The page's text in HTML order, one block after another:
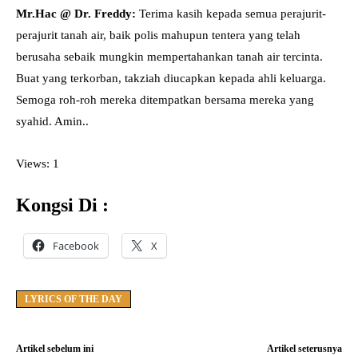
Mr.Hac @ Dr. Freddy: Terima kasih kepada semua perajurit-
perajurit tanah air, baik polis mahupun tentera yang telah
berusaha sebaik mungkin mempertahankan tanah air tercinta.
Buat yang terkorban, takziah diucapkan kepada ahli keluarga.
Semoga roh-roh mereka ditempatkan bersama mereka yang
syahid. Amin..
Views: 1
Kongsi Di :
Facebook X
LYRICS OF THE DAY
Artikel sebelum ini Artikel seterusnya